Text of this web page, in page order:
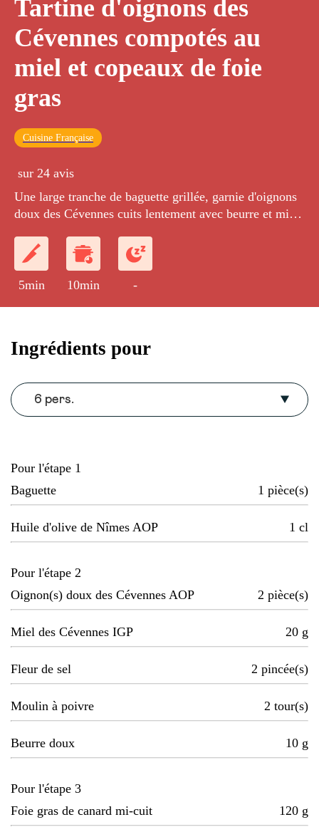
Tartine d'oignons des
Cévennes compotés au
miel et copeaux de foie
gras
Cuisine Française
sur 24 avis
Une large tranche de baguette grillée, garnie d'oignons
doux des Cévennes cuits lentement avec beurre et miel
cuit.
5min 10min -
Ingrédients pour
6 pers.
Pour l'étape 1
Baguette
1 pièce(s)
Huile d'olive de Nîmes AOP 1 cl
Pour l'étape 2
Oignon(s) doux des Cévennes AOP
2 pièce(s)
Miel des Cévennes IGP 20 g
Fleur de sel 2 pincée(s)
Moulin à poivre 2 tour(s)
Beurre doux 10 g
Pour l'étape 3
Foie gras de canard mi-cuit
120 g